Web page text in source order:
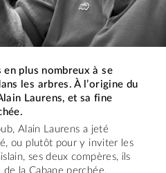
en plus nombreux à se
les arbres. À l’origine du
Laurens, et sa fine
Alain Laurens a jeté
ou plutôt pour y inviter les
ses deux compères, ils
de la Cabane perchée.